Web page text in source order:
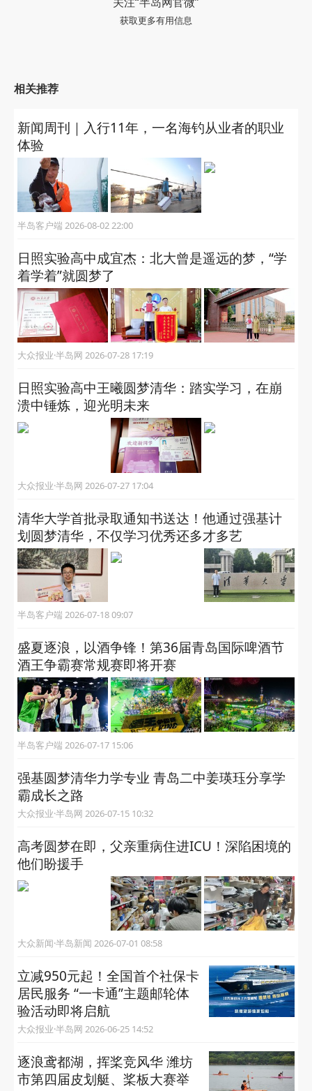
获取更多有用信息
相关推荐
新闻周刊｜入行11年，一名海钓从业者的职业
体验
日照实验高中成宜杰：北大曾是遥远的梦，“学
着学着”就圆梦了
日照实验高中王曦圆梦清华：踏实学习，在崩
溃中锤炼，迎光明未来
清华大学首批录取通知书送达！他通过强基计
划圆梦清华，不仅学习优秀还多才多艺
盛夏逐浪，以酒争锋！第36届青岛国际啤酒节
酒王争霸赛常规赛即将开赛
半岛客户端 2026-07-17 15:06
强基圆梦清华力学专业 青岛二中姜瑛珏分享学
霸成长之路
高考圆梦在即，父亲重病住进ICU！深陷困境的
他们盼援手
大众新闻·半岛新闻 2026-07-01 08:58